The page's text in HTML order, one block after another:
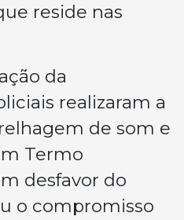
reside nas
da
realizaram a
de som e
Termo
desfavor do
o compromisso